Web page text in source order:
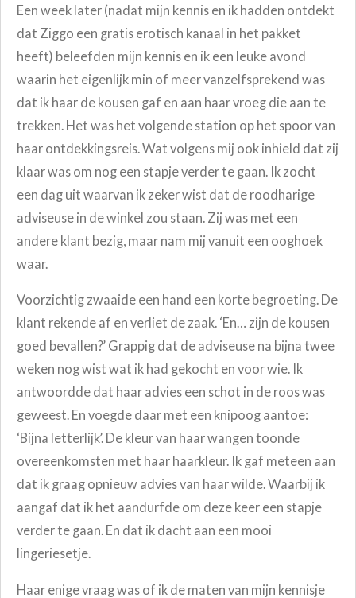
Een week later (nadat mijn kennis en ik hadden ontdekt
dat Ziggo een gratis erotisch kanaal in het pakket
heeft) beleefden mijn kennis en ik een leuke avond
waarin het eigenlijk min of meer vanzelfsprekend was
dat ik haar de kousen gaf en aan haar vroeg die aan te
trekken. Het was het volgende station op het spoor van
haar ontdekkingsreis. Wat volgens mij ook inhield dat zij
klaar was om nog een stapje verder te gaan. Ik zocht
een dag uit waarvan ik zeker wist dat de roodharige
adviseuse in de winkel zou staan. Zij was met een
andere klant bezig, maar nam mij vanuit een ooghoek
waar.
Voorzichtig zwaaide een hand een korte begroeting. De
klant rekende af en verliet de zaak. ‘En… zijn de kousen
goed bevallen?’ Grappig dat de adviseuse na bijna twee
weken nog wist wat ik had gekocht en voor wie. Ik
antwoordde dat haar advies een schot in de roos was
geweest. En voegde daar met een knipoog aantoe:
‘Bijna letterlijk’. De kleur van haar wangen toonde
overeenkomsten met haar haarkleur. Ik gaf meteen aan
dat ik graag opnieuw advies van haar wilde. Waarbij ik
aangaf dat ik het aandurfde om deze keer een stapje
verder te gaan. En dat ik dacht aan een mooi
lingeriesetje.
Haar enige vraag was of ik de maten van mijn kennisje